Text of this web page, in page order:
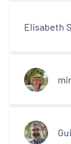
Elisabeth